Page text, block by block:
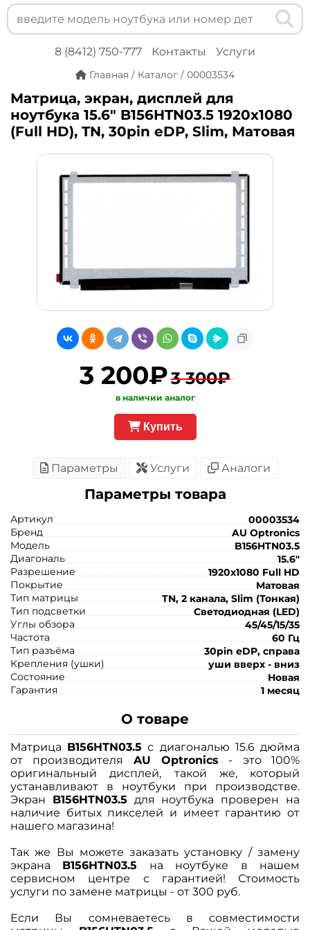
8 (8412) 750-777 Контакты Услуги
Главная / Каталог / 00003534
Матрица, экран, дисплей для
ноутбука 15.6" B156HTN03.5 1920x1080
(Full HD), TN, 30pin eDP, Slim, Матовая
3 200₽3 300₽
в наличии аналог
Купить
Параметры Услуги Аналоги
Параметры товара
Артикул
00003534
Бренд
AU Optronics
Модель
B156HTN03.5
Диагональ
15.6"
Разрешение
1920x1080 Full HD
Покрытие
Матовая
Тип матрицы
TN, 2 канала, Slim (Тонкая)
Тип подсветки
Светодиодная (LED)
Углы обзора
45/45/15/35
Частота
60 Гц
Тип разъёма
30pin eDP, справа
Крепления (ушки)
уши вверх - вниз
Состояние
Новая
Гарантия
1 месяц
О товаре
Матрица B156HTN03.5 с диагональю 15.6 дюйма
от производителя AU Optronics - это 100%
оригинальный дисплей, такой же, который
устанавливают в ноутбуки при производстве.
Экран B156HTN03.5 для ноутбука проверен на
наличие битых пикселей и имеет гарантию от
нашего магазина!
Так же Вы можете заказать установку / замену
экрана B156HTN03.5 на ноутбуке в нашем
сервисном центре с гарантией! Стоимость
услуги по замене матрицы - от 300 руб.
Если Вы сомневаетесь в совместимости